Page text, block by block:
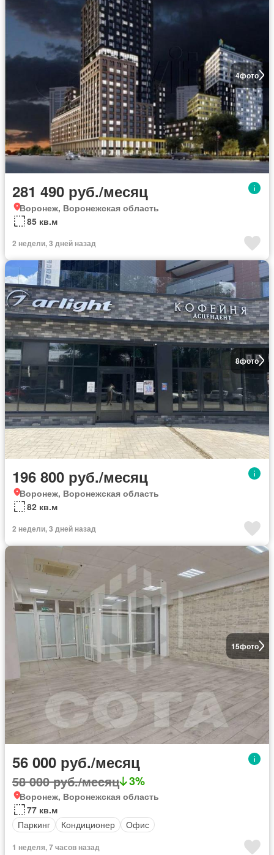
4фото
281 490 руб./месяц
Воронеж, Воронежская область
85 кв.м
2 недели, 3 дней назад
8фото
196 800 руб./месяц
Воронеж, Воронежская область
82 кв.м
2 недели, 3 дней назад
15фото
56 000 руб./месяц
58 000 руб./месяц 3%
Воронеж, Воронежская область
77 кв.м
Паркинг
Кондиционер Офис
1 неделя, 7 часов назад